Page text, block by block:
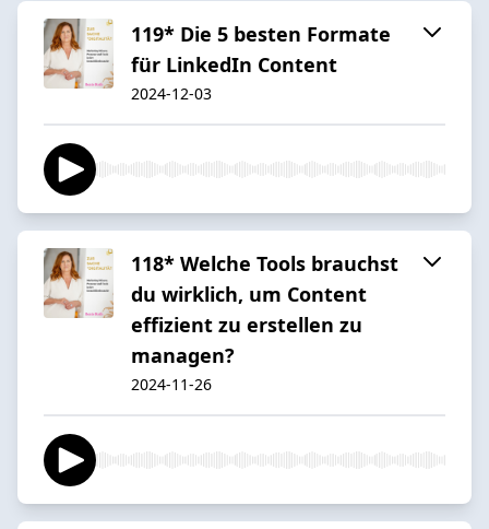
119* Die 5 besten Formate
für LinkedIn Content
2024-12-03
118* Welche Tools brauchst
du wirklich, um Content
effizient zu erstellen zu
managen?
2024-11-26